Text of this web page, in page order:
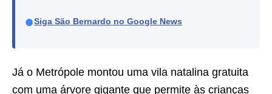
●Siga São Bernardo no Google News
Já o Metrópole montou uma vila natalina gratuita
com uma árvore gigante que permite às crianças